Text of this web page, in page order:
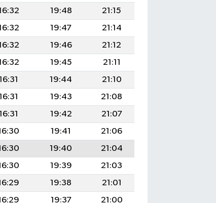
19:48
21:15
19:47
21:14
19:46
21:12
19:45
21:11
19:44
21:10
19:43
21:08
19:42
21:07
19:41
21:06
19:40
21:04
19:39
21:03
19:38
21:01
19:37
21:00